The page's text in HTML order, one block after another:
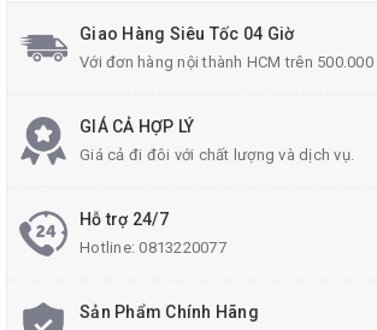
Giao Hàng Siêu Tốc 04 Giờ
Với đơn hàng nội thành HCM trên
GIÁ CẢ HỢP LÝ
Giá cả đi đôi với chất lượng và dịch vụ.
Hỗ trợ 24/7
Hotline:0813220077
Sản Phẩm Chính Hãng